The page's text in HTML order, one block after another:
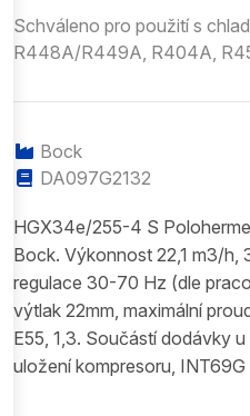
Schváleno pro použití s
R448A/R449A, R404A,
Bock
DA097G2132
HGX34e/255-4 S
Bock. Výkonnost 22,1 m3/
regulace 30-70 Hz (dle
výtlak 22mm, maximální
E55, 1,3. Součástí dodávky
uložení kompresoru,